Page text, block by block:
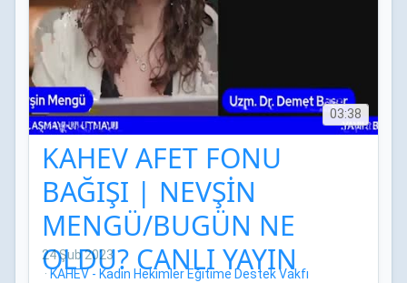
03:38
KAHEV AFET FONU
BAĞIŞI | NEVŞİN
MENGÜ/BUGÜN NE
OLDU? CANLI YAYIN
24 Şub 2023
·KAHEV - Kadın Hekimler Eğitime Destek Vakfı